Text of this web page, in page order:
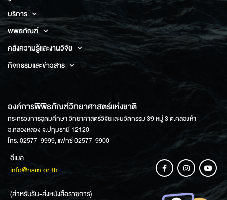
บริการ
พิพิธภัณฑ์
คลังความรู้และงานวิจัย
กิจกรรมและข่าวสาร
องค์การพิพิธภัณฑ์วิทยาศาสตร์แห่งชาติ
กระทรวงการอุดมศึกษา วิทยาศาสตร์วิจัยและนวัตกรรม 39 หมู่ 3 ต.คลองห้า
อ.คลองหลวง จ.ปทุมธานี 12120
โทร: 02577-9999, แฟกซ์ 02577-9900
อีเมล
info@nsm.or.th
(สำหรับรับ-ส่งหนังสือราชการ)